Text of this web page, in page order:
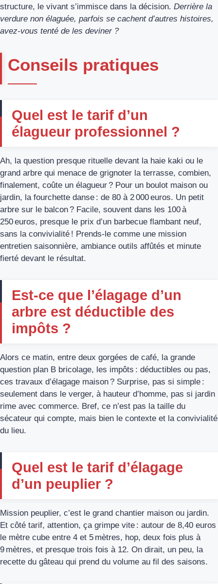
structure, le vivant s’immisce dans la décision. Derrière la
verdure non élaguée, parfois se cachent d’autres histoires,
avez-vous tenté de les deviner ?
Conseils pratiques
Quel est le tarif d’un
élagueur professionnel ?
Ah, la question presque rituelle devant la haie kaki ou le
grand arbre qui menace de grignoter la terrasse, combien,
finalement, coûte un élagueur ? Pour un boulot maison ou
jardin, la fourchette danse : de 80 à 2 000 euros. Un petit
arbre sur le balcon ? Facile, souvent dans les 100 à
250 euros, presque le prix d’un barbecue flambant neuf,
sans la convivialité ! Prends-le comme une mission
entretien saisonnière, ambiance outils affûtés et minute
fierté devant le résultat.
Est-ce que l’élagage d’un
arbre est déductible des
impôts ?
Alors ce matin, entre deux gorgées de café, la grande
question plan B bricolage, les impôts : déductibles ou pas,
ces travaux d’élagage maison ? Surprise, pas si simple :
seulement dans le verger, à hauteur d’homme, pas si jardin
rime avec commerce. Bref, ce n’est pas la taille du
sécateur qui compte, mais bien le contexte et la convivialité
du lieu.
Quel est le tarif d’élagage
d’un peuplier ?
Mission peuplier, c’est le grand chantier maison ou jardin.
Et côté tarif, attention, ça grimpe vite : autour de 8,40 euros
le mètre cube entre 4 et 5 mètres, hop, deux fois plus à
9 mètres, et presque trois fois à 12. On dirait, un peu, la
recette du gâteau qui prend du volume au fil des saisons.